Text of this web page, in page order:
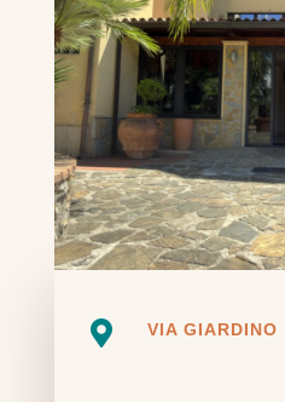
 VIA GIARDINO